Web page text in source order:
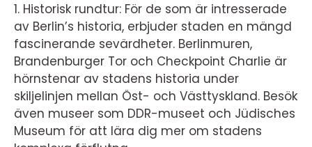
1. Historisk rundtur: För de som är intresserade
av Berlin’s historia, erbjuder staden en mängd
fascinerande sevärdheter. Berlinmuren,
Brandenburger Tor och Checkpoint Charlie är
hörnstenar av stadens historia under
skiljelinjen mellan Öst- och Västtyskland. Besök
även museer som DDR-museet och Jüdisches
Museum för att lära dig mer om stadens